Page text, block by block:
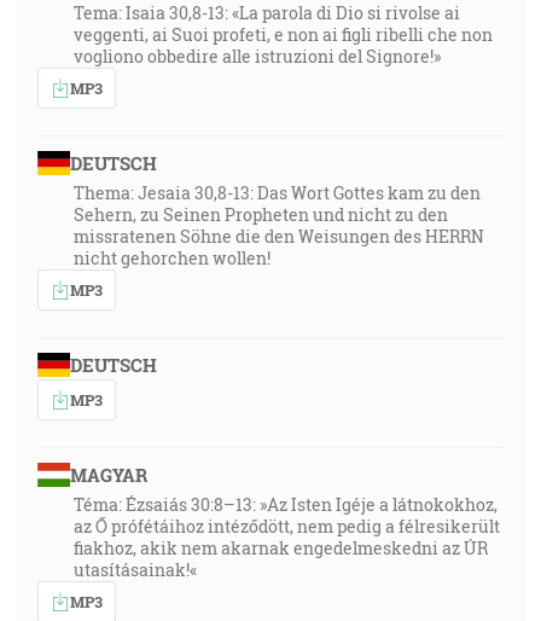
Tema: Isaia 30,8-13: «La parola di Dio si rivolse ai
veggenti, ai Suoi profeti, e non ai figli ribelli che non
vogliono obbedire alle istruzioni del Signore!»
MP3
DEUTSCH
Thema: Jesaia 30,8-13: Das Wort Gottes kam zu den
Sehern, zu Seinen Propheten und nicht zu den
missratenen Söhne die den Weisungen des HERRN
nicht gehorchen wollen!
MP3
DEUTSCH
MP3
MAGYAR
Téma: Ézsaiás 30:8–13: »Az Isten Igéje a látnokokhoz,
az Ő prófétáihoz intéződött, nem pedig a félresikerült
fiakhoz, akik nem akarnak engedelmeskedni az ÚR
utasításainak!«
MP3